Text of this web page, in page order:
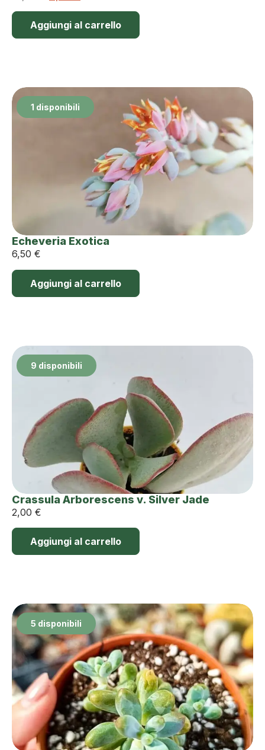
Aggiungi al carrello
1 disponibili
Echeveria Exotica
6,50 €
Aggiungi al carrello
9 disponibili
Crassula Arborescens v. Silver Jade
2,00 €
Aggiungi al carrello
5 disponibili